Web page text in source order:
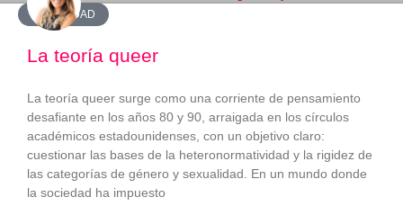
#IDENTIDAD
La teoría queer
La teoría queer surge como una corriente de pensamiento
desafiante en los años 80 y 90, arraigada en los círculos
académicos estadounidenses, con un objetivo claro:
cuestionar las bases de la heteronormatividad y la rigidez de
las categorías de género y sexualidad. En un mundo donde
la sociedad ha impuesto